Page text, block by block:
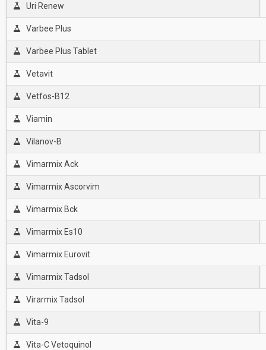
Uri Renew
Varbee Plus
Varbee Plus Tablet
Vetavit
Vetfos-B12
Viamin
Vilanov-B
Vimarmix Ack
Vimarmix Ascorvim
Vimarmix Bck
Vimarmix Es10
Vimarmix Eurovit
Vimarmix Tadsol
Virarmix Tadsol
Vita-9
Vita-C Vetoquinol